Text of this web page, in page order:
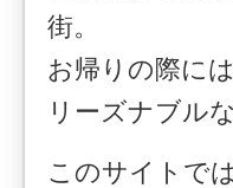
街。
お帰りの際に
リーズナブル
このサイトで